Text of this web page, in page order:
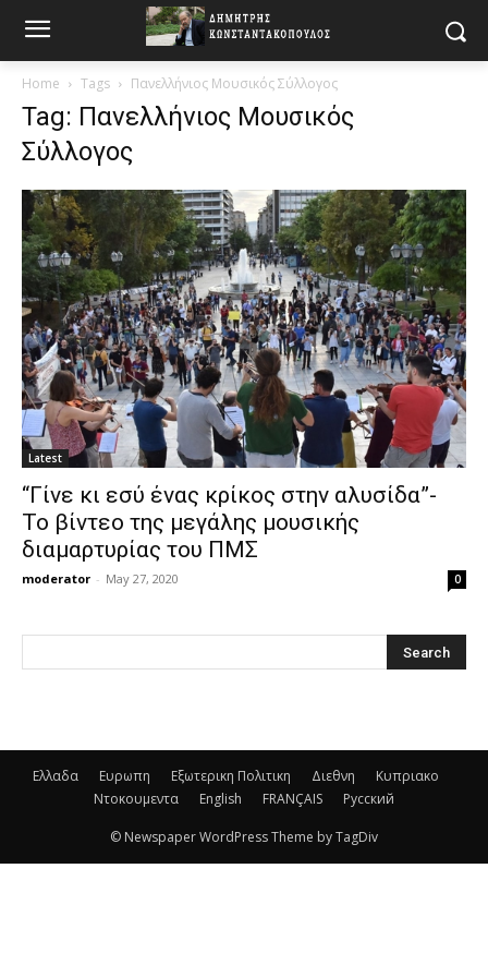
Home Tags Πανελλήνιος Μουσικός Σύλλογος
Tag: Πανελλήνιος Μουσικός
Σύλλογος
Latest
“Γίνε κι εσύ ένας κρίκος στην αλυσίδα”-
Το βίντεο της μεγάλης μουσικής
διαμαρτυρίας του ΠΜΣ
moderator - May 27, 2020 0
Ελλαδα Ευρωπη Εξωτερικη Πολιτικη Διεθνη
Κυπριακο
Ντοκουμεντα
English FRANÇAIS Русский
© Newspaper WordPress Theme by TagDiv